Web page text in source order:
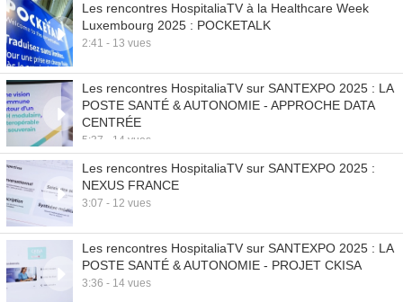
Les rencontres HospitaliaTV à la Healthcare Week
Luxembourg 2025 : POCKETALK
2:41 - 13 vues
Les rencontres HospitaliaTV sur SANTEXPO 2025 : LA
POSTE SANTÉ & AUTONOMIE - APPROCHE DATA
CENTRÉE
5:37 - 14 vues
Les rencontres HospitaliaTV sur SANTEXPO 2025 :
NEXUS FRANCE
3:07 - 12 vues
Les rencontres HospitaliaTV sur SANTEXPO 2025 : LA
POSTE SANTÉ & AUTONOMIE - PROJET CKISA
3:36 - 14 vues